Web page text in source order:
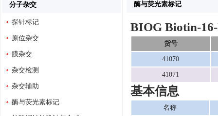
酶与荧光素标记
BIOG Biotin-
货号
41070
41071
基本信息
名称
分子杂交
探针标记
原位杂交
膜杂交
杂交检测
杂交辅助
酶与荧光素标记